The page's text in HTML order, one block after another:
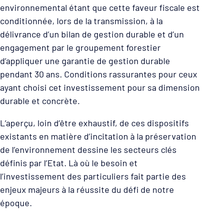
environnemental étant que cette faveur fiscale est
conditionnée, lors de la transmission, à la
délivrance d’un bilan de gestion durable et d’un
engagement par le groupement forestier
d’appliquer une garantie de gestion durable
pendant 30 ans. Conditions rassurantes pour ceux
ayant choisi cet investissement pour sa dimension
durable et concrète.
L’aperçu, loin d’être exhaustif, de ces dispositifs
existants en matière d’incitation à la préservation
de l’environnement dessine les secteurs clés
définis par l’Etat. Là où le besoin et
l’investissement des particuliers fait partie des
enjeux majeurs à la réussite du défi de notre
époque.